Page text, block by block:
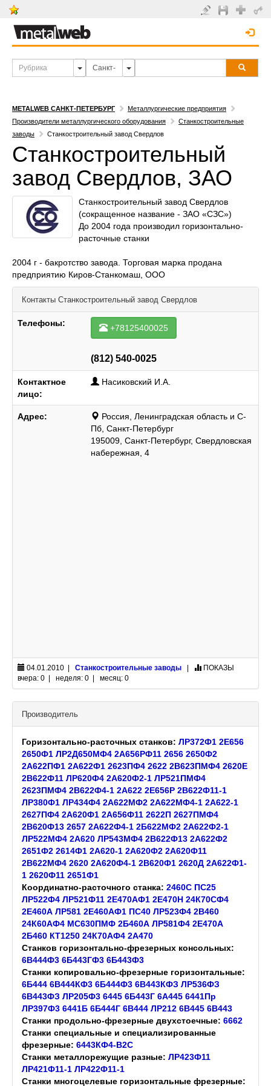
METALWEB САНКТ-ПЕТЕРБУРГ
Металлургические предприятия
Производители металлургического оборудования
Станкостроительные
заводы
Станкостроительный завод Свердлов
Станкостроительный
завод Свердлов, ЗАО
Станкостроительный завод Свердлов
(сокращенное название - ЗАО «СЗС»)
До 2004 года производил горизонтально-
расточные станки
2004 г - бакротство завода. Торговая марка продана
предприятию Киров-Станкомаш, ООО
Контакты Станкостроительный завод Свердлов
Телефоны: +78125400025
(812) 540-0025
Контактное
лицо:
Насиковский И.А.
Адрес:
Россия, Ленинградская область и С-
Пб, Санкт-Петербург
195009, Санкт-Петербург, Свердловская
набережная, 4
04.01.2010 | Станкостроительные заводы
ПОКАЗЫ
вчера: 0 | неделя: 0 | месяц: 0
Производитель
Горизонтально-расточных станков: ЛР372Ф1 2Е656
2650Ф1 ЛР2Д650МФ4 2А656РФ11 2656 2650Ф2
2А622ПФ1 2А622Ф1 2623ПФ4 2622 2В623ПМФ4 2620Е
2В622Ф11 ЛР620Ф4 2А620Ф2-1 ЛР521ПМФ4
2623ПМФ4 2В622Ф4-1 2А622 2Е656Р 2В622Ф11-1
ЛР380Ф1 ЛР434Ф4 2А622МФ2 2А622МФ4-1 2А622-1
2627ПФ4 2А620Ф1 2А656Ф11 2622П 2627ПМФ4
2В620Ф13 2657 2А622Ф4-1 2Б622МФ2 2А622Ф2-1
ЛР522МФ4 2А620 ЛР543МФ4 2В622Ф13 2А622Ф2
2651Ф2 2614Ф1 2А620-1 2А620Ф2 2А620Ф11
2В622МФ4 2620 2А620Ф4-1 2В620Ф1 2620Д 2А622Ф1-
1 2620Ф11 2651Ф1
Координатно-расточного станка: 2460С ПС25
ЛР522Ф4 ЛР521Ф11 2Е470АФ1 2Е470Н 24К70СФ4
2Е460А ЛР581 2Е460АФ1 ПС40 ЛР523Ф4 2В460
24К60АФ4 МС630ПМФ 2Б460А ЛР581Ф4 2Е470А
2Б460 КТ1250 24К70АФ4 2А470
Станков горизонтально-фрезерных консольных:
6В444Ф3 6Б443ГФ3 6Б443Ф3
Станки копировально-фрезерные горизонтальные:
6Б444 6В444КФ3 6Б444Ф3 6В443КФЗ ЛР536ФЗ
6В443ФЗ ЛР205Ф3 6445 6Б443Г 6А445 6441Пр
ЛР397Ф3 6441Б 6Б444Г 6В444 ЛР212 6В445 6В443
Станки продольно-фрезерные двухстоечные: 6662
Станки специальные и специализированные
фрезерные: 6443КФ4-В2С
Станки металлорежущие разные: ЛР423Ф11
ЛР421Ф11-1 ЛР422Ф11-1
Станки многоцелевые горизонтальные фрезерные: